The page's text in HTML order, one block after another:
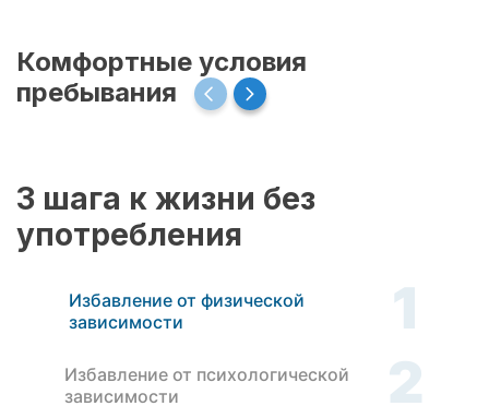
Комфортные условия
пребывания
3 шага к жизни без
употребления
Избавление от физической
зависимости
1
Избавление от психологической
зависимости
2